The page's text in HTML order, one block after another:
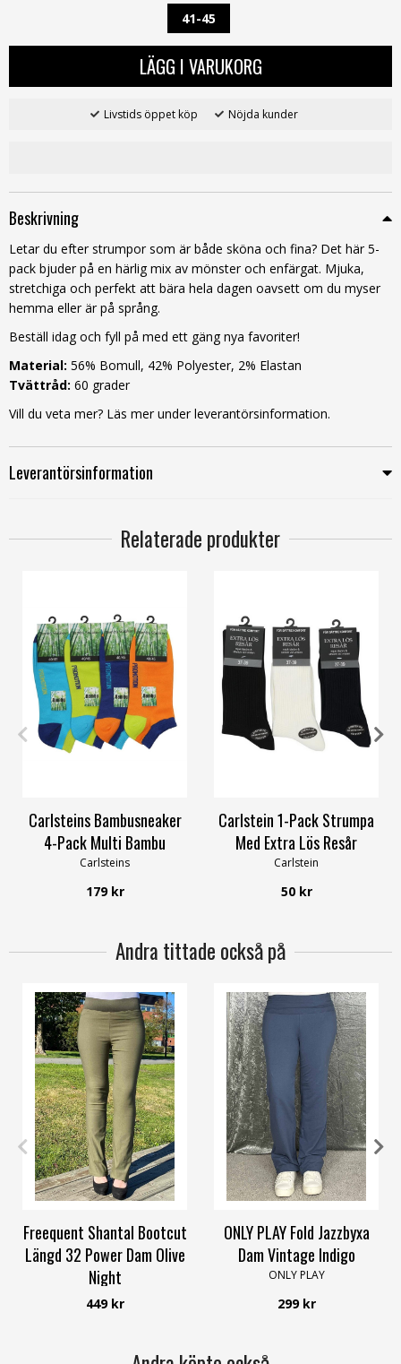
41-45
LÄGG I VARUKORG
Livstids öppet köp Nöjda kunder
Beskrivning
Letar du efter strumpor som är både sköna och fina? Det här 5-
pack bjuder på en härlig mix av mönster och enfärgat. Mjuka,
stretchiga och perfekt att bära hela dagen oavsett om du myser
hemma eller är på språng.
Beställ idag och fyll på med ett gäng nya favoriter!
Material: 56% Bomull, 42% Polyester, 2% Elastan
Tvättråd: 60 grader
Vill du veta mer? Läs mer under leverantörsinformation.
Leverantörsinformation
Relaterade produkter
40-45
Carlsteins Bambusneaker
4-Pack Multi Bambu
Carlsteins
179 kr
37/39 40/42
Carlstein 1-Pack Strumpa
Med Extra Lös Resår
Carlstein
50 kr
Andra tittade också på
XS S M L XL 3XL
Freequent Shantal Bootcut
Längd 32 Power Dam Olive
Night
Freequent
449 kr
L
ONLY PLAY Fold Jazzbyxa
Dam Vintage Indigo
ONLY PLAY
299 kr